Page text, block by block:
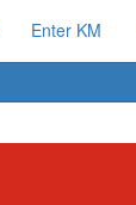
Enter KM